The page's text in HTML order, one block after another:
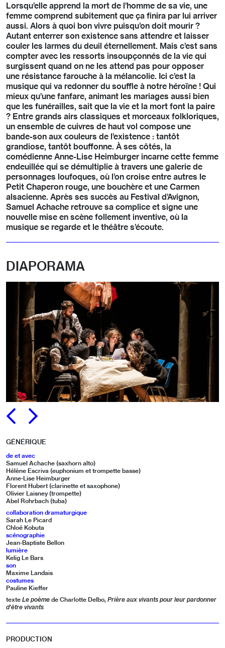
Lorsqu’elle apprend la mort de l’homme de sa vie, une
femme comprend subitement que ça finira par lui arriver
aussi. Alors à quoi bon vivre puisqu’on doit mourir ?
Autant enterrer son existence sans attendre et laisser
couler les larmes du deuil éternellement. Mais c’est sans
compter avec les ressorts insoupçonnés de la vie qui
surgissent quand on ne les attend pas pour opposer
une résistance farouche à la mélancolie. Ici c’est la
musique qui va redonner du souffle à notre héroïne ! Qui
mieux qu’une fanfare, animant les mariages aussi bien
que les funérailles, sait que la vie et la mort font la paire
? Entre grands airs classiques et morceaux folkloriques,
un ensemble de cuivres de haut vol compose une
bande-son aux couleurs de l’existence : tantôt
grandiose, tantôt bouffonne. À ses côtés, la
comédienne Anne-Lise Heimburger incarne cette femme
endeuillée qui se démultiplie à travers une galerie de
personnages loufoques, où l’on croise entre autres le
Petit Chaperon rouge, une bouchère et une Carmen
alsacienne. Après ses succès au Festival d’Avignon,
Samuel Achache retrouve sa complice et signe une
nouvelle mise en scène follement inventive, où la
musique se regarde et le théâtre s’écoute.
DIAPORAMA
GÉNÉRIQUE
de et avec
Samuel Achache (saxhorn alto)
Hélène Escriva (euphonium et trompette basse)
Anne-Lise Heimburger
Florent Hubert (clarinette et saxophone)
Olivier Laisney (trompette)
Abel Rohrbach (tuba)
collaboration dramaturgique
Sarah Le Picard
Chloé Kobuta
scénographie
Jean-Baptiste Bellon
lumière
Kelig Le Bars
son
Maxime Landais
costumes
Pauline Kieffer
texte Le poème de Charlotte Delbo, Prière aux vivants pour leur pardonner
d'être vivants
PRODUCTION